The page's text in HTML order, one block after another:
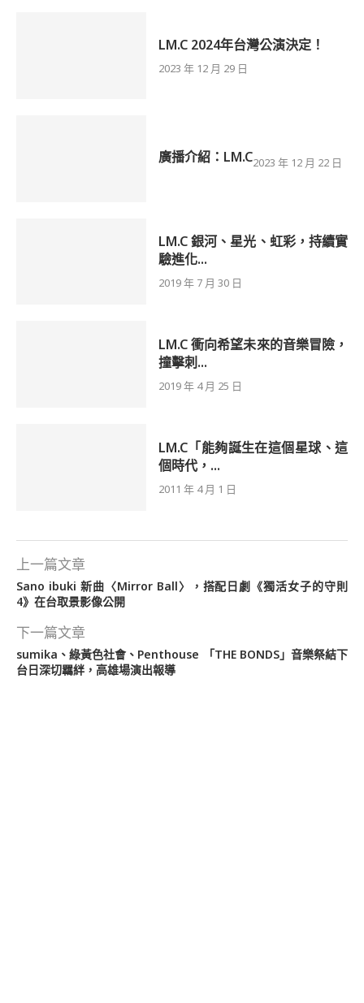
LM.C 2024年台灣公演決定！
2023 年 12 月 29 日
廣播介紹：LM.C2023 年 12 月 22 日
LM.C 銀河、星光、虹彩，持續實
驗進化...
2019 年 7 月 30 日
LM.C 衝向希望未來的音樂冒險，
撞擊刺...
2019 年 4 月 25 日
LM.C「能夠誕生在這個星球、這
個時代，...
2011 年 4 月 1 日
上一篇文章
Sano ibuki 新曲〈Mirror Ball〉，搭配日劇《獨活女子的守則
4》在台取景影像公開
下一篇文章
sumika、綠黃色社會、Penthouse 「THE BONDS」音樂祭結下
台日深切羈絆，高雄場演出報導